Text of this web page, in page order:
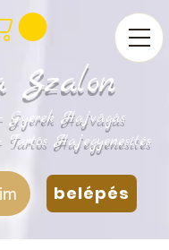
Szalon
Hajvágás
Hajegyenesítés
belépés